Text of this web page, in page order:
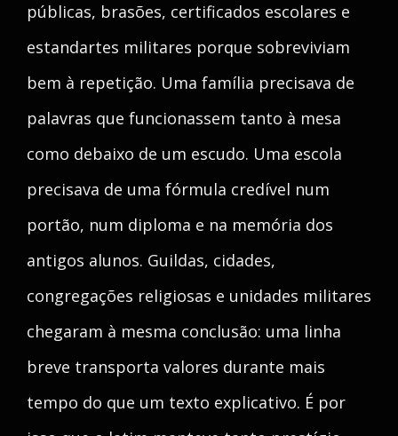
públicas, brasões, certificados escolares e
estandartes militares porque sobreviviam
bem à repetição. Uma família precisava de
palavras que funcionassem tanto à mesa
como debaixo de um escudo. Uma escola
precisava de uma fórmula credível num
portão, num diploma e na memória dos
antigos alunos. Guildas, cidades,
congregações religiosas e unidades militares
chegaram à mesma conclusão: uma linha
breve transporta valores durante mais
tempo do que um texto explicativo. É por